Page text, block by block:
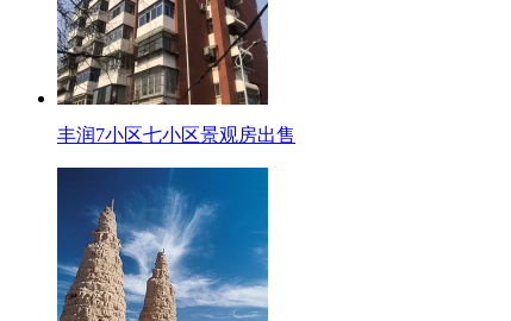
丰润7小区七小区景观房出售